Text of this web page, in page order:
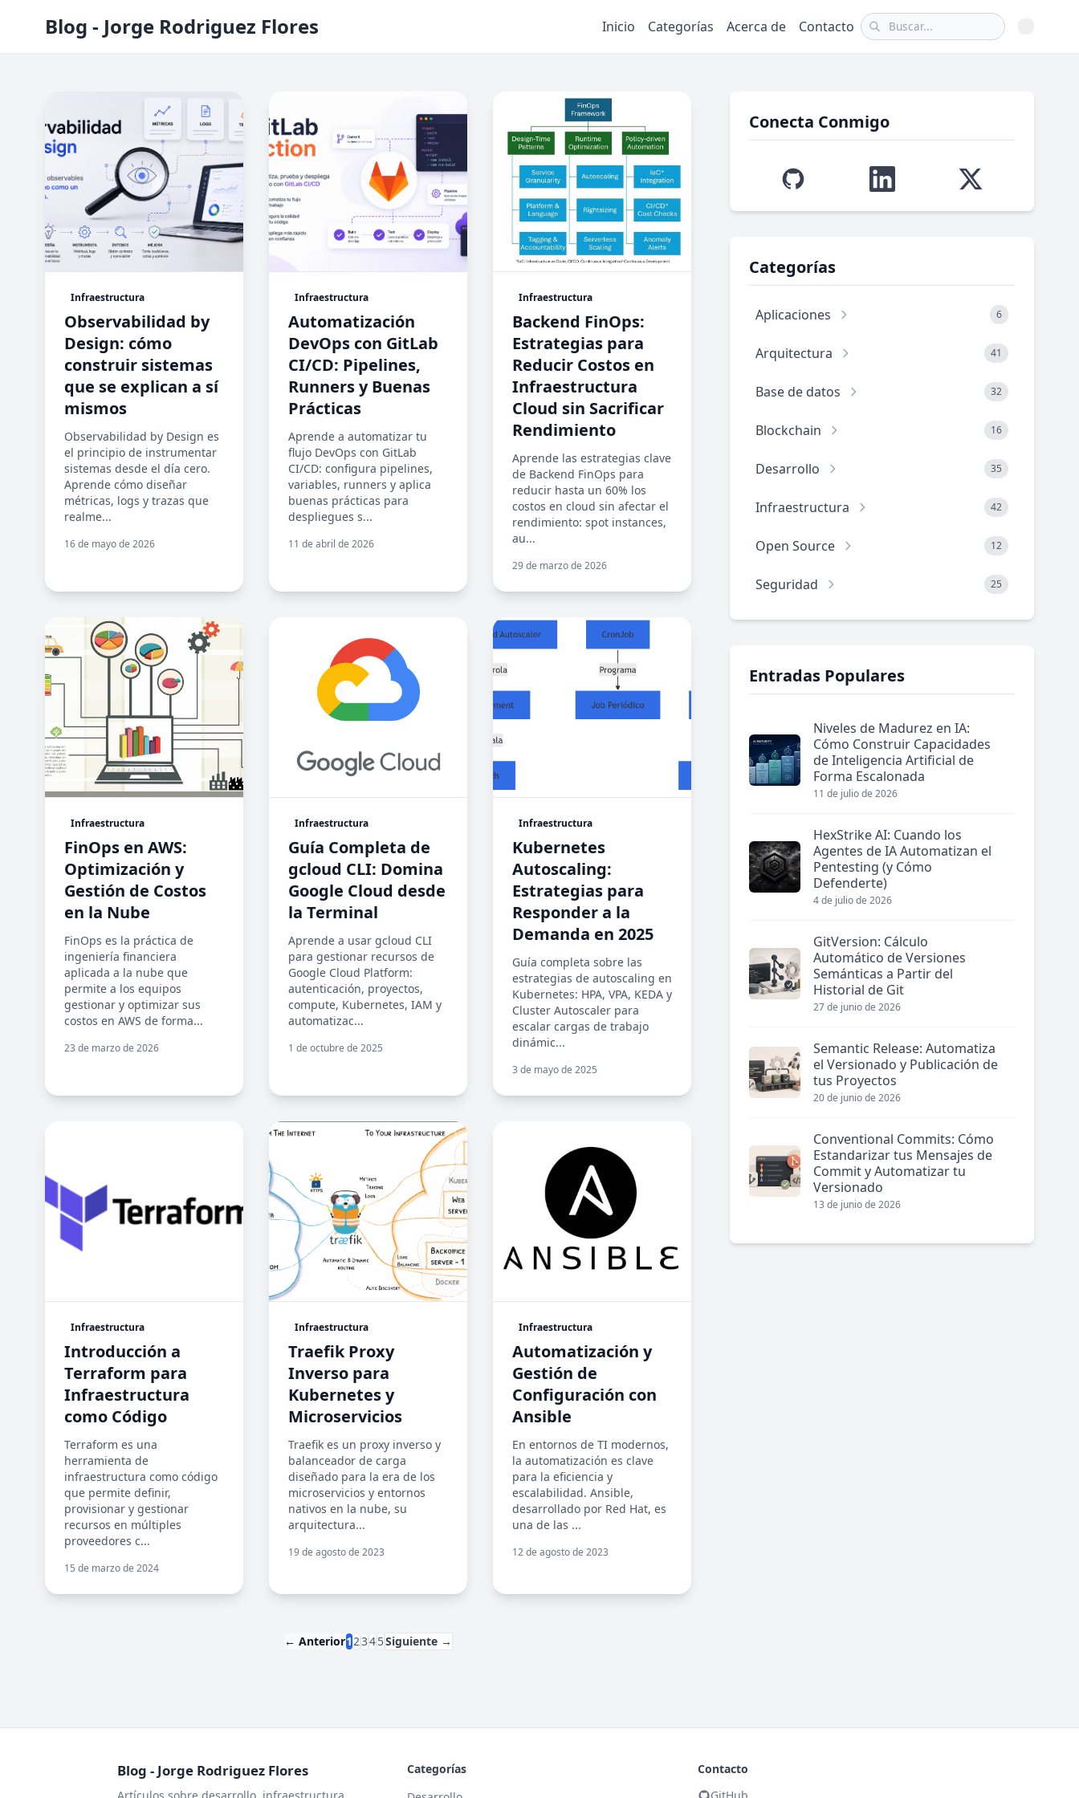
Blog - Jorge Rodriguez Flores Inicio Categorías Acerca de Contacto
Infraestructura
Observabilidad by
Design: cómo
construir sistemas
que se explican a sí
mismos
Observabilidad by Design es
el principio de instrumentar
sistemas desde el día cero.
Aprende cómo diseñar
métricas, logs y trazas que
realme...
16 de mayo de 2026
Infraestructura
Automatización
DevOps con GitLab
CI/CD: Pipelines,
Runners y Buenas
Prácticas
Aprende a automatizar tu
flujo DevOps con GitLab
CI/CD: configura pipelines,
variables, runners y aplica
buenas prácticas para
despliegues s...
11 de abril de 2026
Infraestructura
Backend FinOps:
Estrategias para
Reducir Costos en
Infraestructura
Cloud sin Sacrificar
Rendimiento
Aprende las estrategias clave
de Backend FinOps para
reducir hasta un 60% los
costos en cloud sin afectar el
rendimiento: spot instances,
au...
29 de marzo de 2026
Infraestructura
FinOps en AWS:
Optimización y
Gestión de Costos
en la Nube
FinOps es la práctica de
ingeniería financiera
aplicada a la nube que
permite a los equipos
gestionar y optimizar sus
costos en AWS de forma...
23 de marzo de 2026
Infraestructura
Guía Completa de
gcloud CLI: Domina
Google Cloud desde
la Terminal
Aprende a usar gcloud CLI
para gestionar recursos de
Google Cloud Platform:
autenticación, proyectos,
compute, Kubernetes, IAM y
automatizac...
1 de octubre de 2025
Infraestructura
Kubernetes
Autoscaling:
Estrategias para
Responder a la
Demanda en 2025
Guía completa sobre las
estrategias de autoscaling en
Kubernetes: HPA, VPA, KEDA y
Cluster Autoscaler para
escalar cargas de trabajo
dinámic...
3 de mayo de 2025
Infraestructura
Introducción a
Terraform para
Infraestructura
como Código
Terraform es una
herramienta de
infraestructura como código
que permite definir,
provisionar y gestionar
recursos en múltiples
proveedores c...
15 de marzo de 2024
Infraestructura
Traefik Proxy
Inverso para
Kubernetes y
Microservicios
Traefik es un proxy inverso y
balanceador de carga
diseñado para la era de los
microservicios y entornos
nativos en la nube, su
arquitectura...
19 de agosto de 2023
Infraestructura
Automatización y
Gestión de
Configuración con
Ansible
En entornos de TI modernos,
la automatización es clave
para la eficiencia y
escalabilidad. Ansible,
desarrollado por Red Hat, es
una de las ...
12 de agosto de 2023
← Anterior12345Siguiente →
Conecta Conmigo
Categorías
Aplicaciones 6
Arquitectura 41
Base de datos 32
Blockchain 16
Desarrollo 35
Infraestructura 42
Open Source 12
Seguridad 25
Entradas Populares
Niveles de Madurez en IA:
Cómo Construir Capacidades
de Inteligencia Artificial de
Forma Escalonada
11 de julio de 2026
HexStrike AI: Cuando los
Agentes de IA Automatizan el
Pentesting (y Cómo
Defenderte)
4 de julio de 2026
GitVersion: Cálculo
Automático de Versiones
Semánticas a Partir del
Historial de Git
27 de junio de 2026
Semantic Release: Automatiza
el Versionado y Publicación de
tus Proyectos
20 de junio de 2026
Conventional Commits: Cómo
Estandarizar tus Mensajes de
Commit y Automatizar tu
Versionado
13 de junio de 2026
Blog - Jorge Rodriguez Flores
Categorías
Contacto